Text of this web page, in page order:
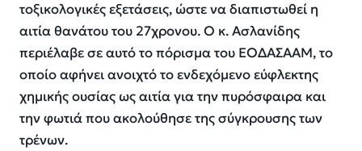
τοξικολογικές εξετάσεις, ώστε να διαπιστωθεί η
αιτία θανάτου του 27χρονου. Ο κ. Ασλανίδης
περιέλαβε σε αυτό το πόρισμα του ΕΟΔΑΣΑΑΜ, το
οποίο αφήνει ανοιχτό το ενδεχόμενο εύφλεκτης
χημικής ουσίας ως αιτία για την πυρόσφαιρα και
την φωτιά που ακολούθησε της σύγκρουσης των
τρένων.